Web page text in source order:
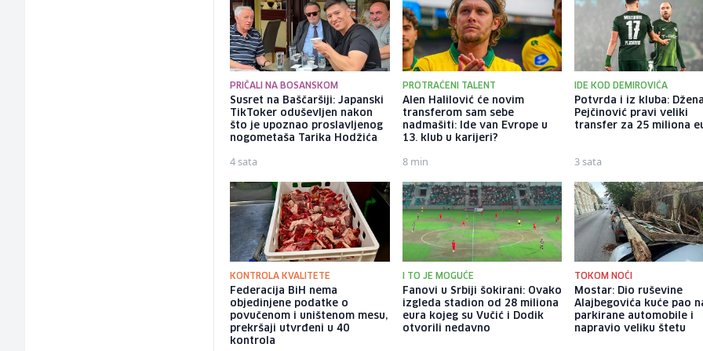
PRIČALI NA BOSANSKOM
Susret na Baščaršiji: Japanski
TikToker oduševljen nakon
što je upoznao proslavljenog
nogometaša Tarika Hodžića
4 sata
PROTRAĆENI TALENT
Alen Halilović će novim
transferom sam sebe
nadmašiti: Ide van Evrope u
13. klub u karijeri?
8 min
IDE KOD DEMIROVIĆA
Potvrda i iz kluba:
Pejčinović pravi veliki
transfer za 25 miliona
3 sata
KONTROLA KVALITETE
Federacija BiH nema
objedinjene podatke o
povučenom i uništenom mesu,
prekršaji utvrđeni u 40
kontrola
I TO JE MOGUĆE
Fanovi u Srbiji šokirani: Ovako
izgleda stadion od 28 miliona
eura kojeg su Vučić i Dodik
otvorili nedavno
TOKOM NOĆI
Mostar: Dio ruševine
Alajbegovića kuće pao
parkirane automobile i
napravio veliku štetu